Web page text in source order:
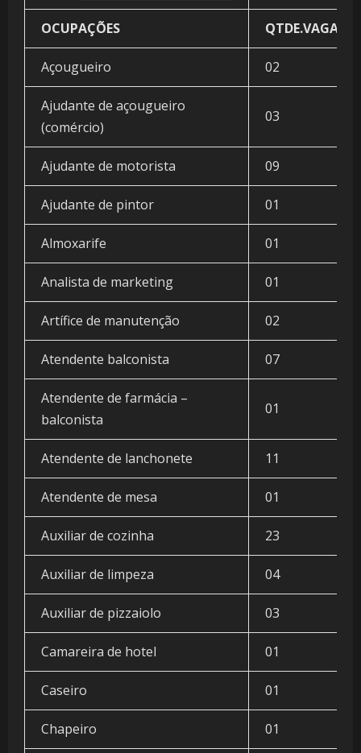
OCUPAÇÕES QTDE.VAGAS
Açougueiro 02
Ajudante de açougueiro
(comércio)
03
Ajudante de motorista 09
Ajudante de pintor 01
Almoxarife 01
Analista de marketing 01
Artífice de manutenção 02
Atendente balconista 07
Atendente de farmácia –
balconista
01
Atendente de lanchonete 11
Atendente de mesa 01
Auxiliar de cozinha 23
Auxiliar de limpeza 04
Auxiliar de pizzaiolo 03
Camareira de hotel 01
Caseiro 01
Chapeiro 01